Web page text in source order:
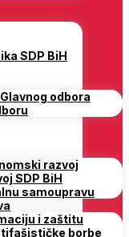
SDP BiH
odbora
razvoj
SDP BiH
samoupravu
i zaštitu
borbe